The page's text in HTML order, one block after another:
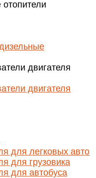
двигателя
двигателя
для легковых авто
для грузовика
для автобуса